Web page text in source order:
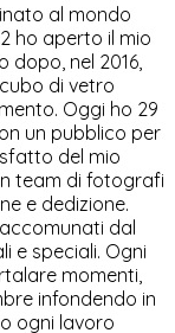
al mondo
ho aperto il mio
nel 2016,
di vetro
Oggi ho 29
un pubblico per
del mio
team di fotografi
e dedizione.
dal
e speciali. Ogni
momenti,
infondendo in
ogni lavoro